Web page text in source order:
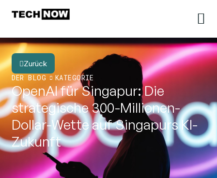
Zurück
DER BLOG
KATEGORIE
OpenAI für Singapur: Die
strategische 300-Millionen-
Dollar-Wette auf Singapurs KI-
Zukunft